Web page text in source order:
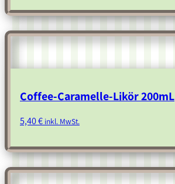
Coffee-Caramelle-Likör 200mL
5,40€ inkl. MwSt.